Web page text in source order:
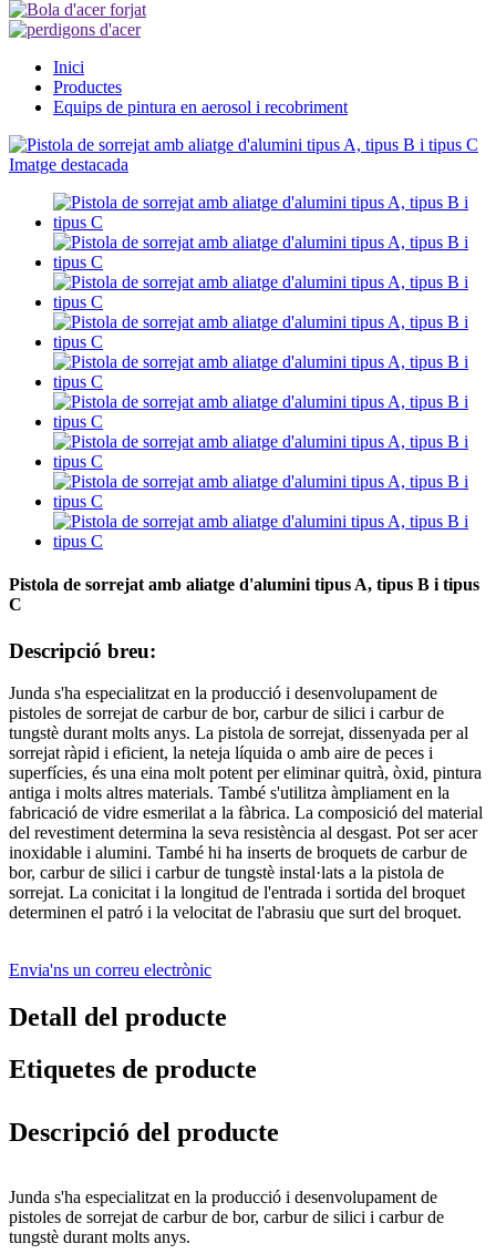
Inici
Productes
Equips de pintura en aerosol i recobriment
Pistola de sorrejat amb aliatge d'alumini tipus A, tipus B i tipus
C
Descripció breu:
Junda s'ha especialitzat en la producció i desenvolupament de
pistoles de sorrejat de carbur de bor, carbur de silici i carbur de
tungstè durant molts anys. La pistola de sorrejat, dissenyada per al
sorrejat ràpid i eficient, la neteja líquida o amb aire de peces i
superfícies, és una eina molt potent per eliminar quitrà, òxid, pintura
antiga i molts altres materials. També s'utilitza àmpliament en la
fabricació de vidre esmerilat a la fàbrica. La composició del material
del revestiment determina la seva resistència al desgast. Pot ser acer
inoxidable i alumini. També hi ha inserts de broquets de carbur de
bor, carbur de silici i carbur de tungstè instal·lats a la pistola de
sorrejat. La conicitat i la longitud de l'entrada i sortida del broquet
determinen el patró i la velocitat de l'abrasiu que surt del broquet.
Envia'ns un correu electrònic
Detall del producte
Etiquetes de producte
Descripció del producte
Junda s'ha especialitzat en la producció i desenvolupament de
pistoles de sorrejat de carbur de bor, carbur de silici i carbur de
tungstè durant molts anys.